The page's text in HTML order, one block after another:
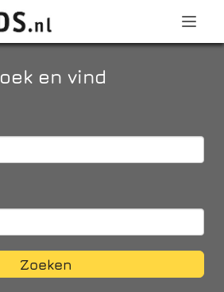
en vind
Zoeken